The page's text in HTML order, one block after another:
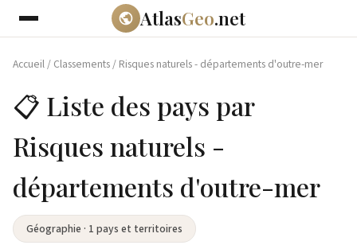
AtlasGeo.net
Accueil/ Classements/ Risques naturels - départements d'outre-mer
📋 Liste des pays par
Risques naturels -
départements d'outre-mer
Géographie · 1 pays et territoires